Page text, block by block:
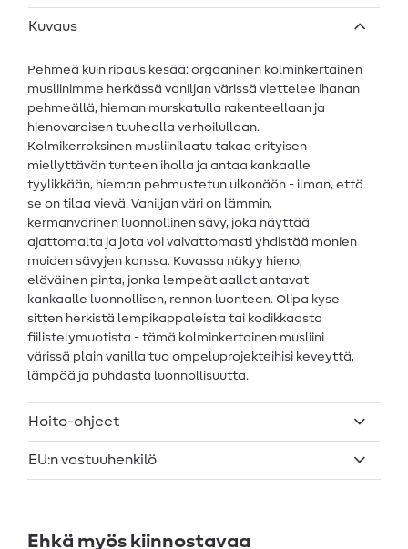
Kuvaus
Pehmeä kuin ripaus kesää: orgaaninen kolminkertainen
musliinimme herkässä vaniljan värissä viettelee ihanan
pehmeällä, hieman murskatulla rakenteellaan ja
hienovaraisen tuuhealla verhoilullaan.
Kolmikerroksinen musliinilaatu takaa erityisen
miellyttävän tunteen iholla ja antaa kankaalle
tyylikkään, hieman pehmustetun ulkonäön - ilman, että
se on tilaa vievä. Vaniljan väri on lämmin,
kermanvärinen luonnollinen sävy, joka näyttää
ajattomalta ja jota voi vaivattomasti yhdistää monien
muiden sävyjen kanssa. Kuvassa näkyy hieno,
eläväinen pinta, jonka lempeät aallot antavat
kankaalle luonnollisen, rennon luonteen. Olipa kyse
sitten herkistä lempikappaleista tai kodikkaasta
fiilistelymuotista - tämä kolminkertainen musliini
värissä plain vanilla tuo ompeluprojekteihisi keveyttä,
lämpöä ja puhdasta luonnollisuutta.
Hoito-ohjeet
EU:n vastuuhenkilö
Ehkä myös kiinnostavaa